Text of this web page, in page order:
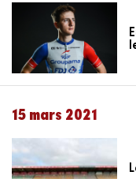
15 mars 2021